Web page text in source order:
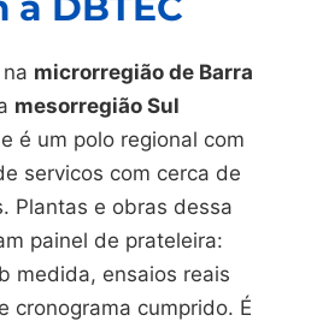
microrregião de Barra
mesorregião Sul
é um polo regional com
servicos com cerca de
Plantas e obras dessa
painel de prateleira:
medida, ensaios reais
cronograma cumprido. É